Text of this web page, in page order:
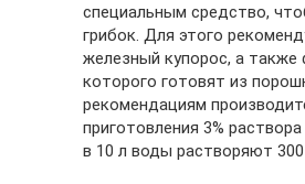
специальным средство,
грибок. Для этого
железный купорос, а также
которого готовят из
рекомендациям
приготовления 3%
в 10 л воды растворяют 300